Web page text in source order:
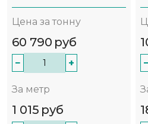
Цена за тонну
60 790 руб
− +
За метр
1 015 руб
−